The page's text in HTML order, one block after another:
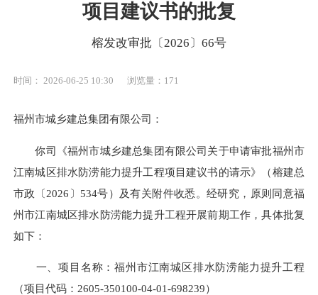
项目建议书的批复
榕发改审批〔2026〕66号
时间： 2026-06-25 10:30 浏览量：171
福州市城乡建总集团有限公司：
你司《福州市城乡建总集团有限公司关于申请审批福州市
江南城区排水防涝能力提升工程项目建议书的请示》（榕建总
市政〔2026〕534号）及有关附件收悉。经研究，原则同意福
州市江南城区排水防涝能力提升工程开展前期工作，具体批复
如下：
一、项目名称：福州市江南城区排水防涝能力提升工程
（项目代码：2605-350100-04-01-698239）